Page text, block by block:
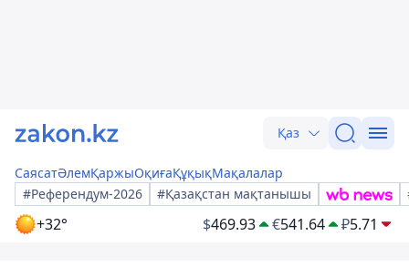
Қаз
СаясатӘлемҚаржыОқиғаҚұқықМақалалар
#Референдум-2026
#Қазақстан мақтанышы
+32° $469.93 €541.64 ₽5.71